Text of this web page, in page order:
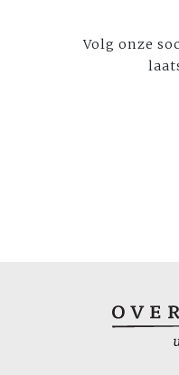
Volg onze